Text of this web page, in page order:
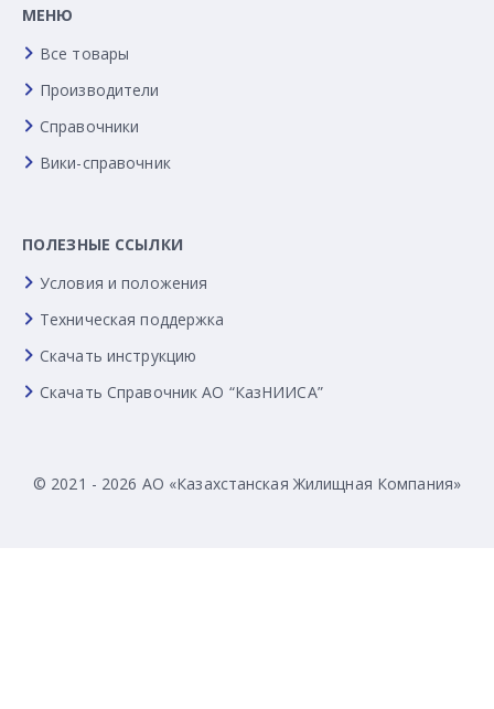
МЕНЮ
Все товары
Производители
Справочники
Вики-справочник
ПОЛЕЗНЫЕ ССЫЛКИ
Условия и положения
Техническая поддержка
Скачать инструкцию
Скачать Справочник АО “КазНИИСА”
© 2021 - 2026 АО «Казахстанская Жилищная Компания»